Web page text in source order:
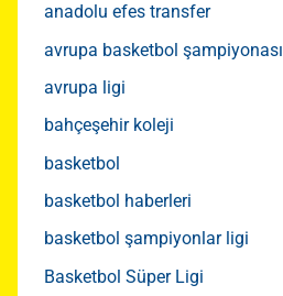
anadolu efes transfer
avrupa basketbol şampiyonası
avrupa ligi
bahçeşehir koleji
basketbol
basketbol haberleri
basketbol şampiyonlar ligi
Basketbol Süper Ligi